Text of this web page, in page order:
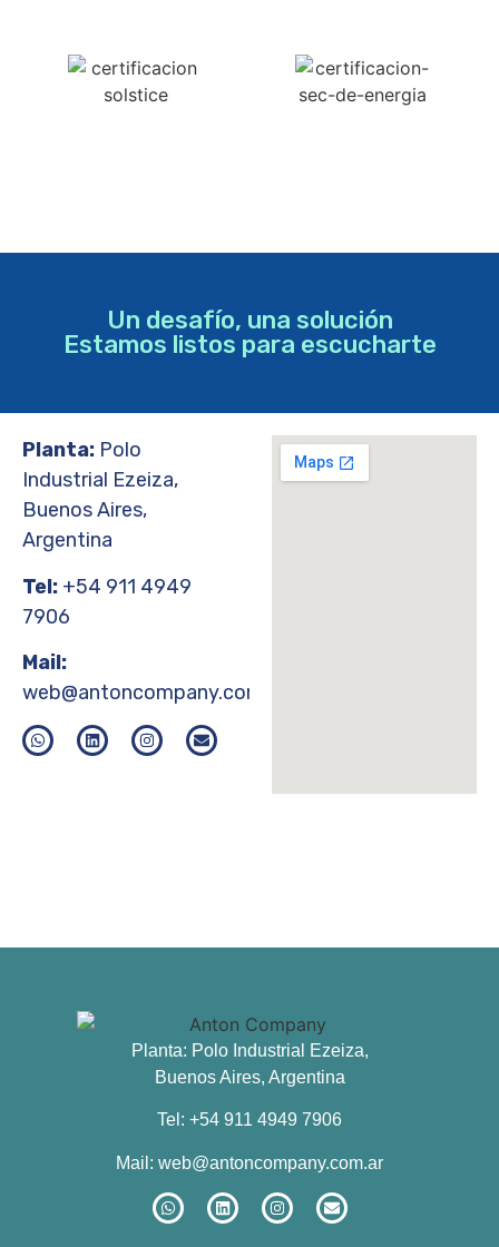
Un desafío, una solución
Estamos listos para escucharte
Planta: Polo
Industrial Ezeiza,
Buenos Aires,
Argentina
Tel: +54 911 4949
7906
Mail:
web@antoncompany.com.ar
Planta: Polo Industrial Ezeiza,
Buenos Aires, Argentina
Tel: +54 911 4949 7906
Mail: web@antoncompany.com.ar